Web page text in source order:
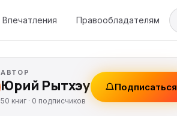
Впечатления Правообладателям
АВТОР
Юрий Рытхэу
50 книг · 0 подписчиков
Подписаться